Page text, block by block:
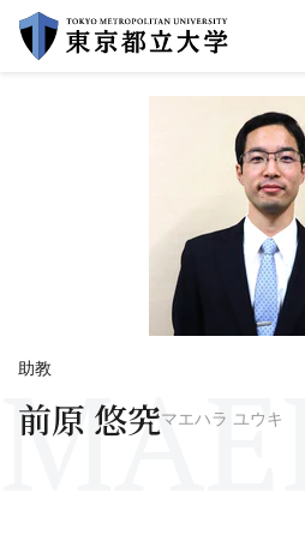
グローバルメニューにスキップ
助教
前原 悠究マエハラ ユウキ